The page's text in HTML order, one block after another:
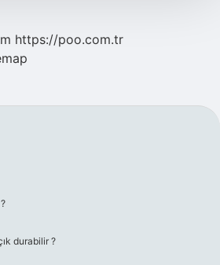
https://poo.com.tr
durabilir ?